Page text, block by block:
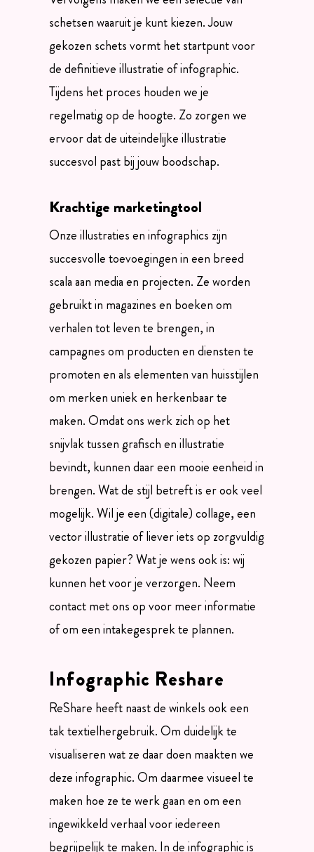
schetsen waaruit je kunt kiezen. Jouw
gekozen schets vormt het startpunt voor
de definitieve illustratie of infographic.
Tijdens het proces houden we je
regelmatig op de hoogte. Zo zorgen we
ervoor dat de uiteindelijke illustratie
succesvol past bij jouw boodschap.
Krachtige marketingtool
Onze illustraties en infographics zijn
succesvolle toevoegingen in een breed
scala aan media en projecten. Ze worden
gebruikt in magazines en boeken om
verhalen tot leven te brengen, in
campagnes om producten en diensten te
promoten en als elementen van huisstijlen
om merken uniek en herkenbaar te
maken. Omdat ons werk zich op het
snijvlak tussen grafisch en illustratie
bevindt, kunnen daar een mooie eenheid in
brengen. Wat de stijl betreft is er ook veel
mogelijk. Wil je een (digitale) collage, een
vector illustratie of liever iets op zorgvuldig
gekozen papier? Wat je wens ook is: wij
kunnen het voor je verzorgen. Neem
contact met ons op voor meer informatie
of om een intakegesprek te plannen.
Infographic Reshare
ReShare heeft naast de winkels ook een
tak textielhergebruik. Om duidelijk te
visualiseren wat ze daar doen maakten we
deze infographic. Om daarmee visueel te
maken hoe ze te werk gaan en om een
ingewikkeld verhaal voor iedereen
begrijpelijk te maken. In de infographic is